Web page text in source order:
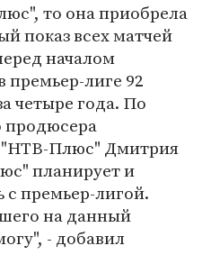
то она приобрела
показ всех матчей
началом
премьер-лиге 92
четыре года. По
продюсера
"НТВ-Плюс" Дмитрия
планирует и
с премьер-лигой.
на данный
- добавил